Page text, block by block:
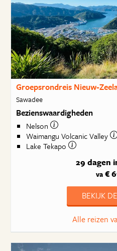
Groepsrondreis Nieuw-
Sawadee
Bezienswaardigheden
Nelson
Waimangu Volcanic Valley
Lake Tekapo
29 dagen
va€
BEKIJK
Alle reizen